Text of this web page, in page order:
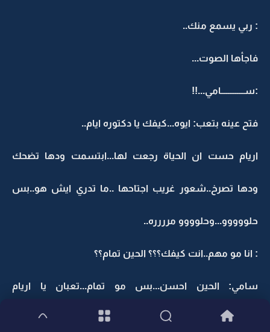
: ربي يسمع منك..
فاجأها الصوت...
:ســـــــــــــامي...!!
فتح عينه بتعب: ايوه...كيفك يا دكتوره ايام..
اريام حست ان الحياة رجعت لها...ابتسمت ودها تضحك
ودها تصرخ..شعور غريب اجتاحها ..ما تدري ايش هو..بس
حلووووو...وحلوووو مرررره..
: انا مو مهم..انت كيفك؟؟؟ الحين تمام؟؟
سامي: الحين احسن...بس مو تمام...تعبان يا اريام
تعباااااان..